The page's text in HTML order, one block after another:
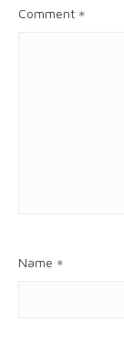
Comment *
Name *